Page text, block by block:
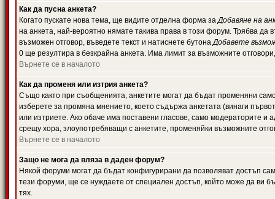
Как да пусна анкета?
Когато пускате нова тема, ще видите отделна форма заДобавяне на
на анкета, най-вероятно нямате такива права в този форум. Трябва да
възможен отговор, въведете текст и натиснете бутонаДобавете
0 ще резултира в безкрайна анкета. Има лимит за възможните
Върнете се в началото
Как да променя или изтрия анкета?
Също както при съобщенията, анкетите могат да бъдат променяни
изберете за промяна мнението, което съдържа анкетата (винаги
или изтриете. Ако обаче има поставени гласове, само модераторите и
срещу хора, злоупотребяващи с анкетите, променяйки възможните
Върнете се в началото
Защо не мога да вляза в даден форум?
Някой форуми могат да бъдат конфигурирани да позволяват достъп
тези форуми, ще се нуждаете от специален достъп, който може да ви
тях.